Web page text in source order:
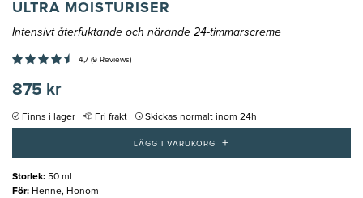
ULTRA MOISTURISER
Intensivt återfuktande och närande 24-timmarscreme
4,7 (9 Reviews)
875 kr
Finns i lager Fri frakt Skickas normalt inom 24h
LÄGG I VARUKORG +
Storlek: 50 ml
För: Henne, Honom